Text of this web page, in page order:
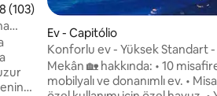
ortalama 4,98 puan, 103
(103)
Ev - Capitólio
Konforlu ev - Yüksek Standart
MG
Mekân 🏡 hakkında: • 10 misafire kadar
mobilyalı ve donanımlı ev. • Misafirlerin